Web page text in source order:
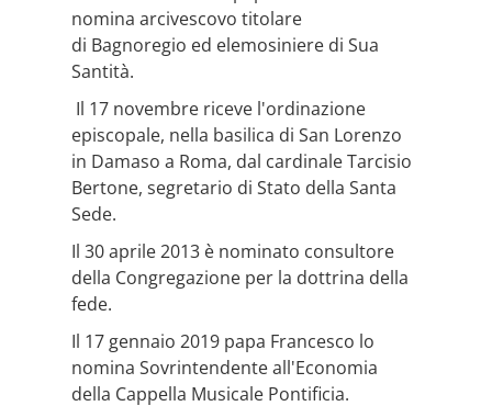
nomina arcivescovo titolare
di Bagnoregio ed elemosiniere di Sua
Santità.
Il 17 novembre riceve l'ordinazione
episcopale, nella basilica di San Lorenzo
in Damaso a Roma, dal cardinale Tarcisio
Bertone, segretario di Stato della Santa
Sede.
Il 30 aprile 2013 è nominato consultore
della Congregazione per la dottrina della
fede.
Il 17 gennaio 2019 papa Francesco lo
nomina Sovrintendente all'Economia
della Cappella Musicale Pontificia.